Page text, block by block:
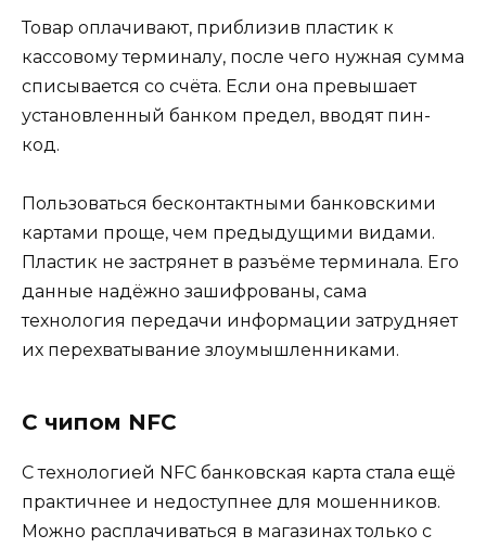
Товар оплачивают, приблизив пластик к
кассовому терминалу, после чего нужная сумма
списывается со счёта. Если она превышает
установленный банком предел, вводят пин-
код.
Пользоваться бесконтактными банковскими
картами проще, чем предыдущими видами.
Пластик не застрянет в разъёме терминала. Его
данные надёжно зашифрованы, сама
технология передачи информации затрудняет
их перехватывание злоумышленниками.
С чипом NFC
С технологией NFC банковская карта стала ещё
практичнее и недоступнее для мошенников.
Можно расплачиваться в магазинах только с